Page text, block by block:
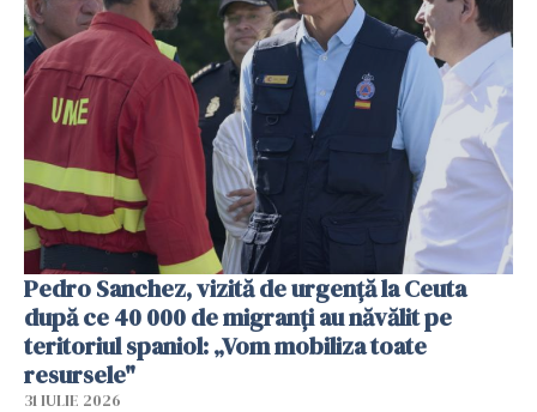
Pedro Sanchez, vizită de urgență la Ceuta
după ce 40 000 de migranți au năvălit pe
teritoriul spaniol: „Vom mobiliza toate
resursele"
31 IULIE 2026